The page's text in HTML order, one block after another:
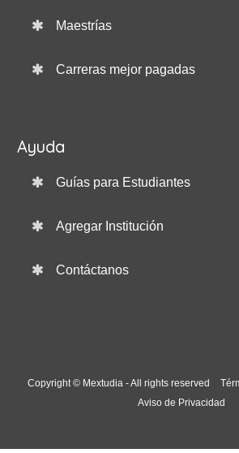
Maestrías
Carreras mejor pagadas
Ayuda
Guías para Estudiantes
Agregar Institución
Contáctanos
Copyright © Mextudia - All rights reserved
Aviso de Privacidad